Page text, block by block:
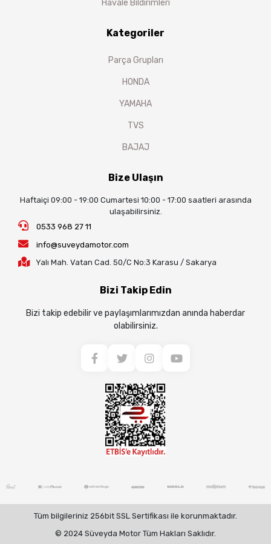
Havale Bildirimleri
Kategoriler
Parça Grupları
HONDA
YAMAHA
TVS
BAJAJ
Bize Ulaşın
Haftaiçi 09:00 - 19:00 Cumartesi 10:00 - 17:00 saatleri arasında
ulaşabilirsiniz.
0533 968 27 11
info@suveydamotor.com
Yalı Mah. Vatan Cad. 50/C No:3 Karasu / Sakarya
Bizi Takip Edin
Bizi takip edebilir ve paylaşımlarımızdan anında haberdar
olabilirsiniz.
Tüm bilgileriniz 256bit SSL Sertifikası ile korunmaktadır.
© 2024 Süveyda Motor Tüm Hakları Saklıdır.